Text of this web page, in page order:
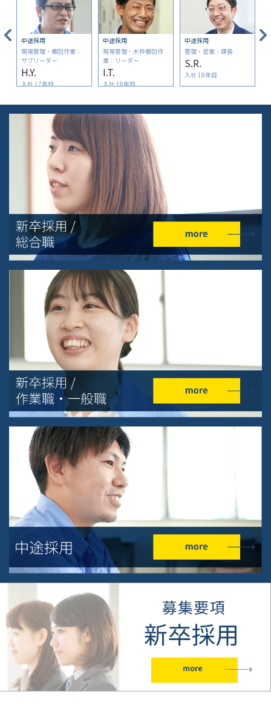
中途採用
現場管理・梱包作業：
サブリーダー
H.Y.
入社 17年目
中途採用
現場管理・木枠梱包作
業：リーダー
I.T.
入社 18年目
中途採用
管理・営業：課長
S.R.
入社 18年目